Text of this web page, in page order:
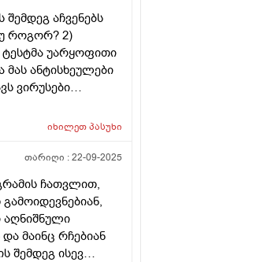
აჩვენებს
როგორ? 2)
ტესტმა უარყოფითი
ანტისხეულები
ვირუსები
კი მოჩა,
რატომ ვერ
იხილეთპასუხი
თარიღი :22-09-2025
ჩათვლით,
აღნიშნული
მაინც რჩებიან
შემდეგ ისევ